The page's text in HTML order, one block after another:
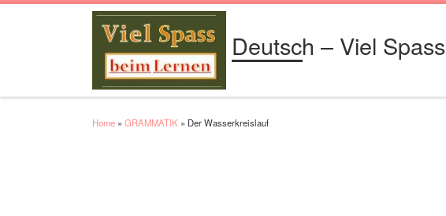
Deutsch – Viel Spass
Home » GRAMMATIK » Der Wasserkreislauf